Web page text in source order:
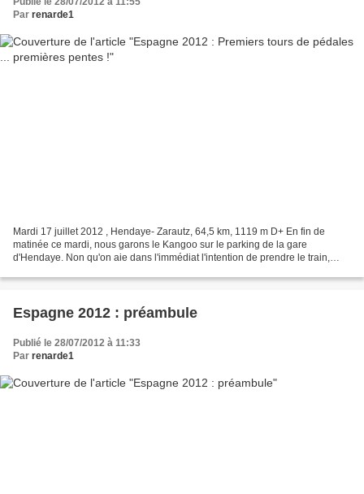
Par renarde1
Mardi 17 juillet 2012 , Hendaye- Zarautz, 64,5 km, 1119 m D+ En fin de
matinée ce mardi, nous garons le Kangoo sur le parking de la gare
d'Hendaye. Non qu'on aie dans l'immédiat l'intention de prendre le train,
Espagne 2012 : préambule
Publié le 28/07/2012 à 11:33
Par renarde1